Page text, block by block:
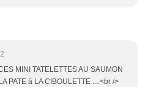
MINI TATELETTES AU SAUMON
PATE à LA CIBOULETTE ....<br />